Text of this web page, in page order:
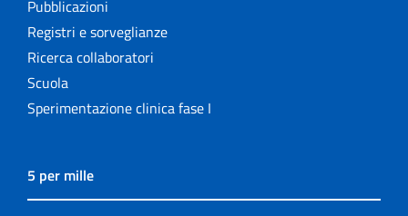
Pubblicazioni
Registri e sorveglianze
Ricerca collaboratori
Scuola
Sperimentazione clinica fase I
5 per mille